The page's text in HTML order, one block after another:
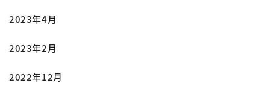
2023年4月
2023年2月
2022年12月